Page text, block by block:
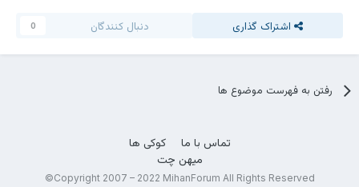
اشتراک گذاری دنبال کنندگان 0
رفتن به فهرست موضوع ها
تماس با ما
کوکی ها
میهن چت
Copyright 2007 – 2022 MihanForum All Rights Reserved©